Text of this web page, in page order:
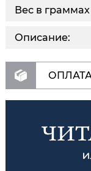
Описание:
Вес в граммах